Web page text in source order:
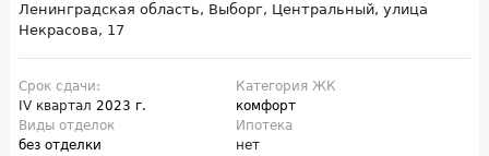
Ленинградская область, Выборг, Центральный, улица
Некрасова, 17
Срок сдачи:
IV квартал 2023 г.
Категория ЖК
комфорт
Виды отделок
без отделки
Ипотека
нет